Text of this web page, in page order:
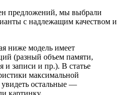
предложений, мы выбрали
с надлежащим качеством и
ниже модель имеет
(разный объем памяти,
и записи и пр.). В статье
максимальной
остальные —
картинку.